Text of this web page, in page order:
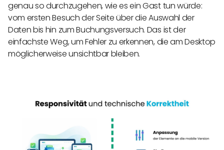
genau so durchzugehen, wie es ein Gast tun würde:
vom ersten Besuch der Seite über die Auswahl der
Daten bis hin zum Buchungsversuch. Das ist der
einfachste Weg, um Fehler zu erkennen, die am Desktop
möglicherweise unsichtbar bleiben.